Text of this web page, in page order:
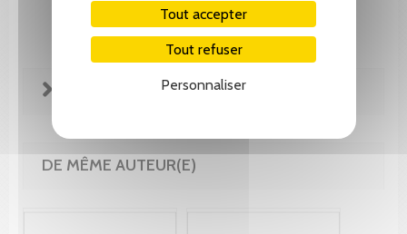
Tout accepter
Tout refuser
Personnaliser
FICHE TECHNIQUE
DE MÊME AUTEUR(E)